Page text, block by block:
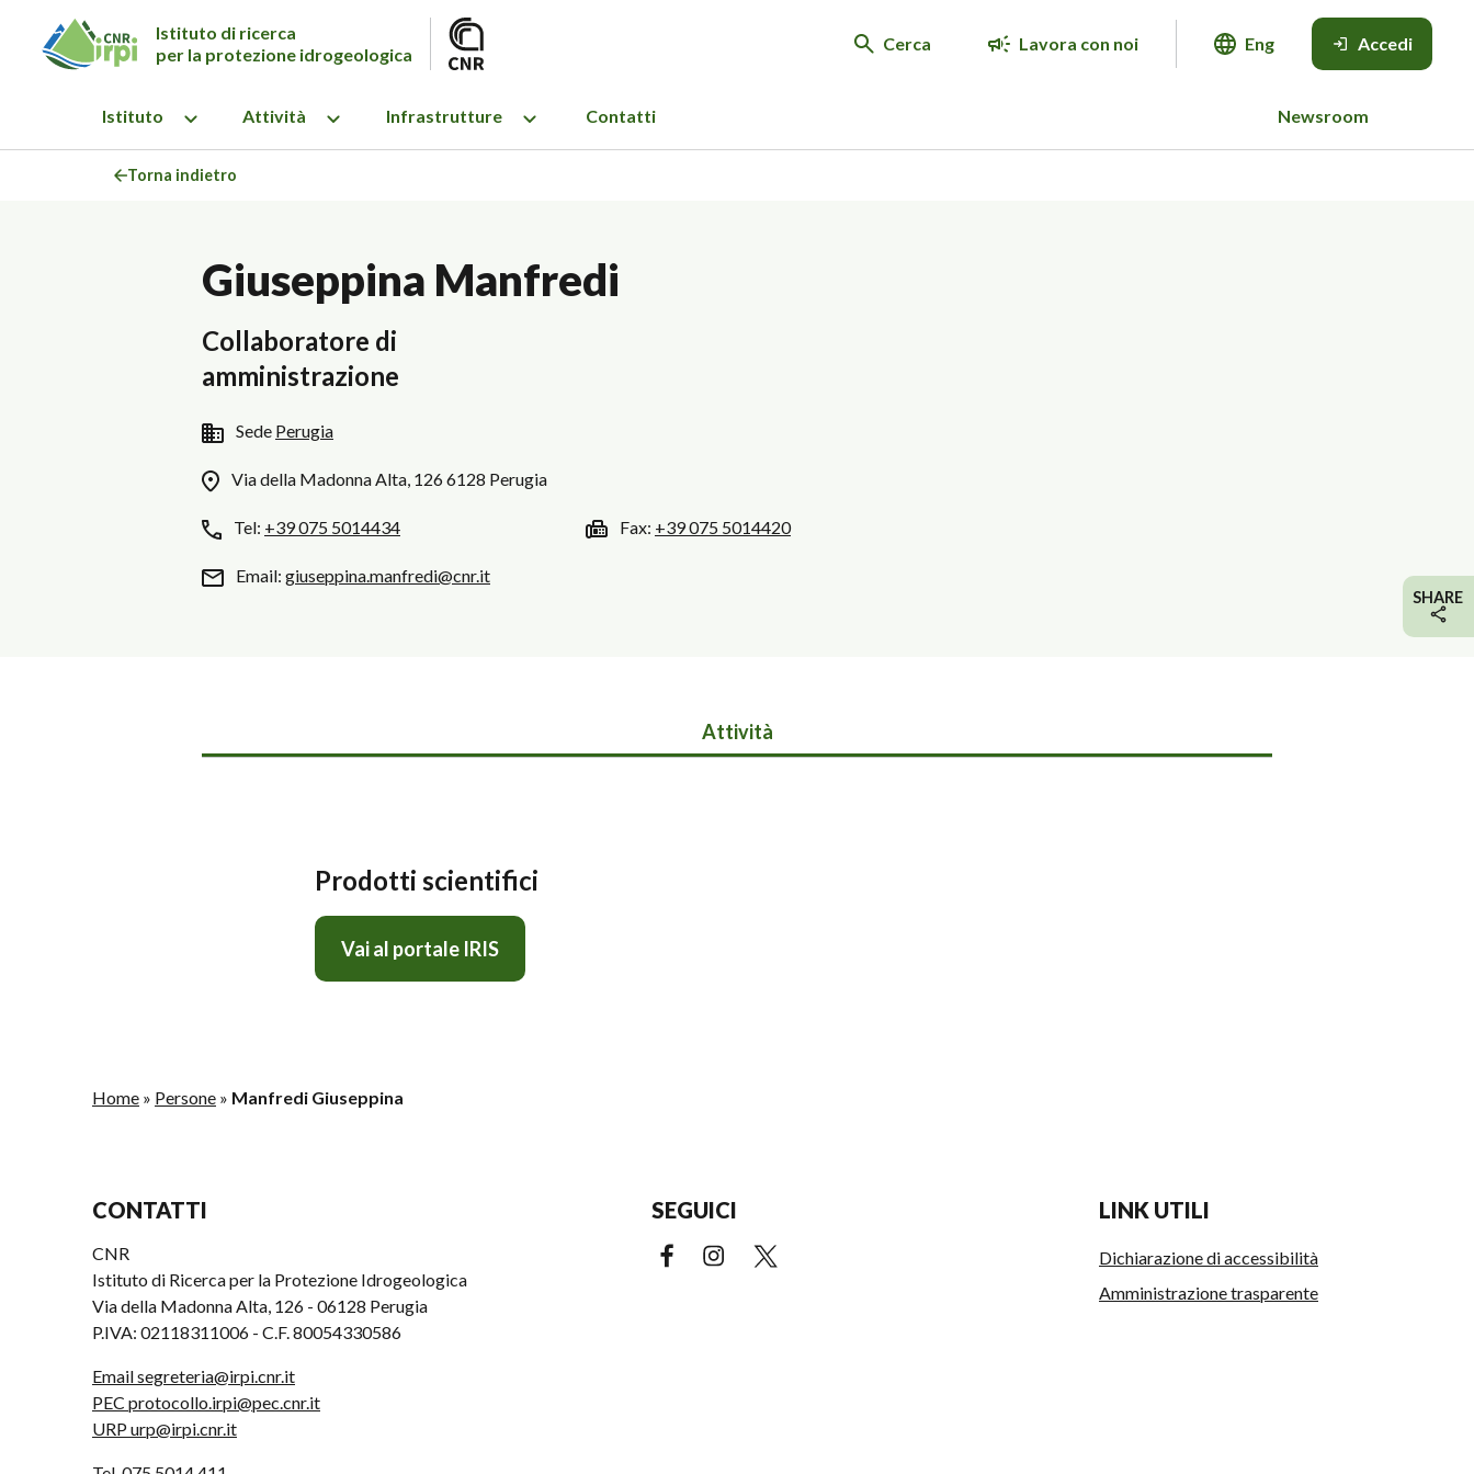
Istituto di ricerca
per la protezione idrogeologica
Cerca Lavora con noi Eng Accedi
Istituto Attività Infrastrutture Contatti Newsroom
SHARE
Torna indietro
Giuseppina Manfredi
Collaboratore di
amministrazione
Sede Perugia
Via della Madonna Alta, 126 6128 Perugia
Tel: +39 075 5014434 Fax: +39 075 5014420
Email: giuseppina.manfredi@cnr.it
Attività
Prodotti scientifici
Vai al portale IRIS
Home » Persone » Manfredi Giuseppina
CONTATTI
CNR
Istituto di Ricerca per la Protezione Idrogeologica
Via della Madonna Alta, 126 - 06128 Perugia
P.IVA: 02118311006 - C.F. 80054330586
Email segreteria@irpi.cnr.it
PEC protocollo.irpi@pec.cnr.it
URP urp@irpi.cnr.it
SEGUICI
Facebook (link esterno)
Instagram (link esterno)
LINK UTILI
Dichiarazione di accessibilità
Amministrazione trasparente